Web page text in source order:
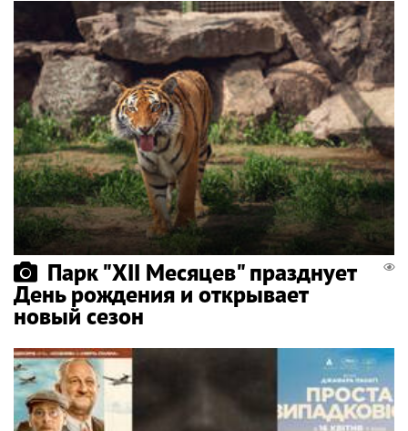
Парк "XII Месяцев" празднует
День рождения и открывает
новый сезон